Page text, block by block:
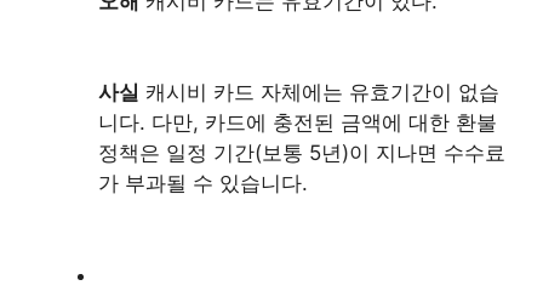
사실 캐시비 카드 자체에는 유효기간이 없습
니다. 다만, 카드에 충전된 금액에 대한 환불
정책은 일정 기간(보통 5년)이 지나면 수수료
가 부과될 수 있습니다.